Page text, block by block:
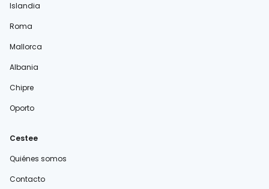
Islandia
Roma
Mallorca
Albania
Chipre
Oporto
Cestee
Quiénes somos
Contacto